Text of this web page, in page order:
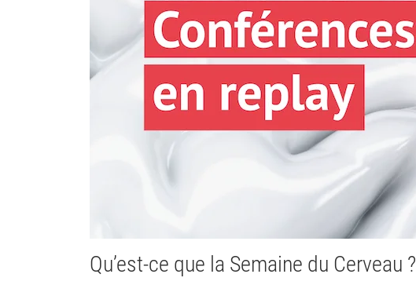
Qu’est-ce que la Semaine du Cerveau ?